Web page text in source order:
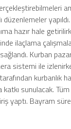
hazır hale
ilaçlama
Kurban
sistemi ile
kurbanlık
sunulacak. Tüm
yaptı. Bayram